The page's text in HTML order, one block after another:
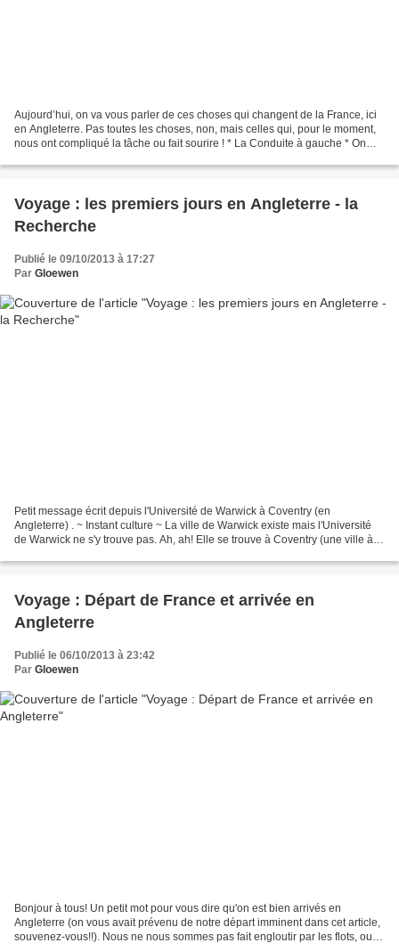
Aujourd’hui, on va vous parler de ces choses qui changent de la France, ici
en Angleterre. Pas toutes les choses, non, mais celles qui, pour le moment,
nous ont compliqué la tâche ou fait sourire ! * La Conduite à gauche * On
Voyage : les premiers jours en Angleterre - la
Recherche
Publié le 09/10/2013 à 17:27
Par Gloewen
Petit message écrit depuis l'Université de Warwick à Coventry (en
Angleterre) . ~ Instant culture ~ La ville de Warwick existe mais l'Université
de Warwick ne s'y trouve pas. Ah, ah! Elle se trouve à Coventry (une ville à
Voyage : Départ de France et arrivée en
Angleterre
Publié le 06/10/2013 à 23:42
Par Gloewen
Bonjour à tous! Un petit mot pour vous dire qu'on est bien arrivés en
Angleterre (on vous avait prévenu de notre départ imminent dans cet article,
souvenez-vous!!). Nous ne nous sommes pas fait engloutir par les flots, ouf!!